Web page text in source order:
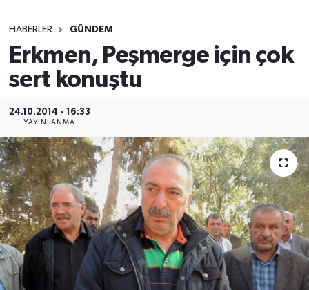
HABERLER GÜNDEM
Erkmen, Peşmerge için çok
sert konuştu
24.10.2014 - 16:33
YAYINLANMA
Gündem
Kültür
Magazin
Tüm Manşetler
Son Dakika Haberleri
Haber Arşivi